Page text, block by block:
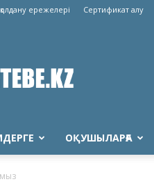
ережелері Сертификат алу
ОҚУШЫЛАРҒА